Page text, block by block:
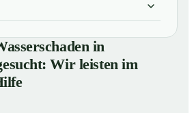
in Birkenwerder
im Notfall Sofort-Hilfe
nach Wasserschaden in
in
Wir leisten im